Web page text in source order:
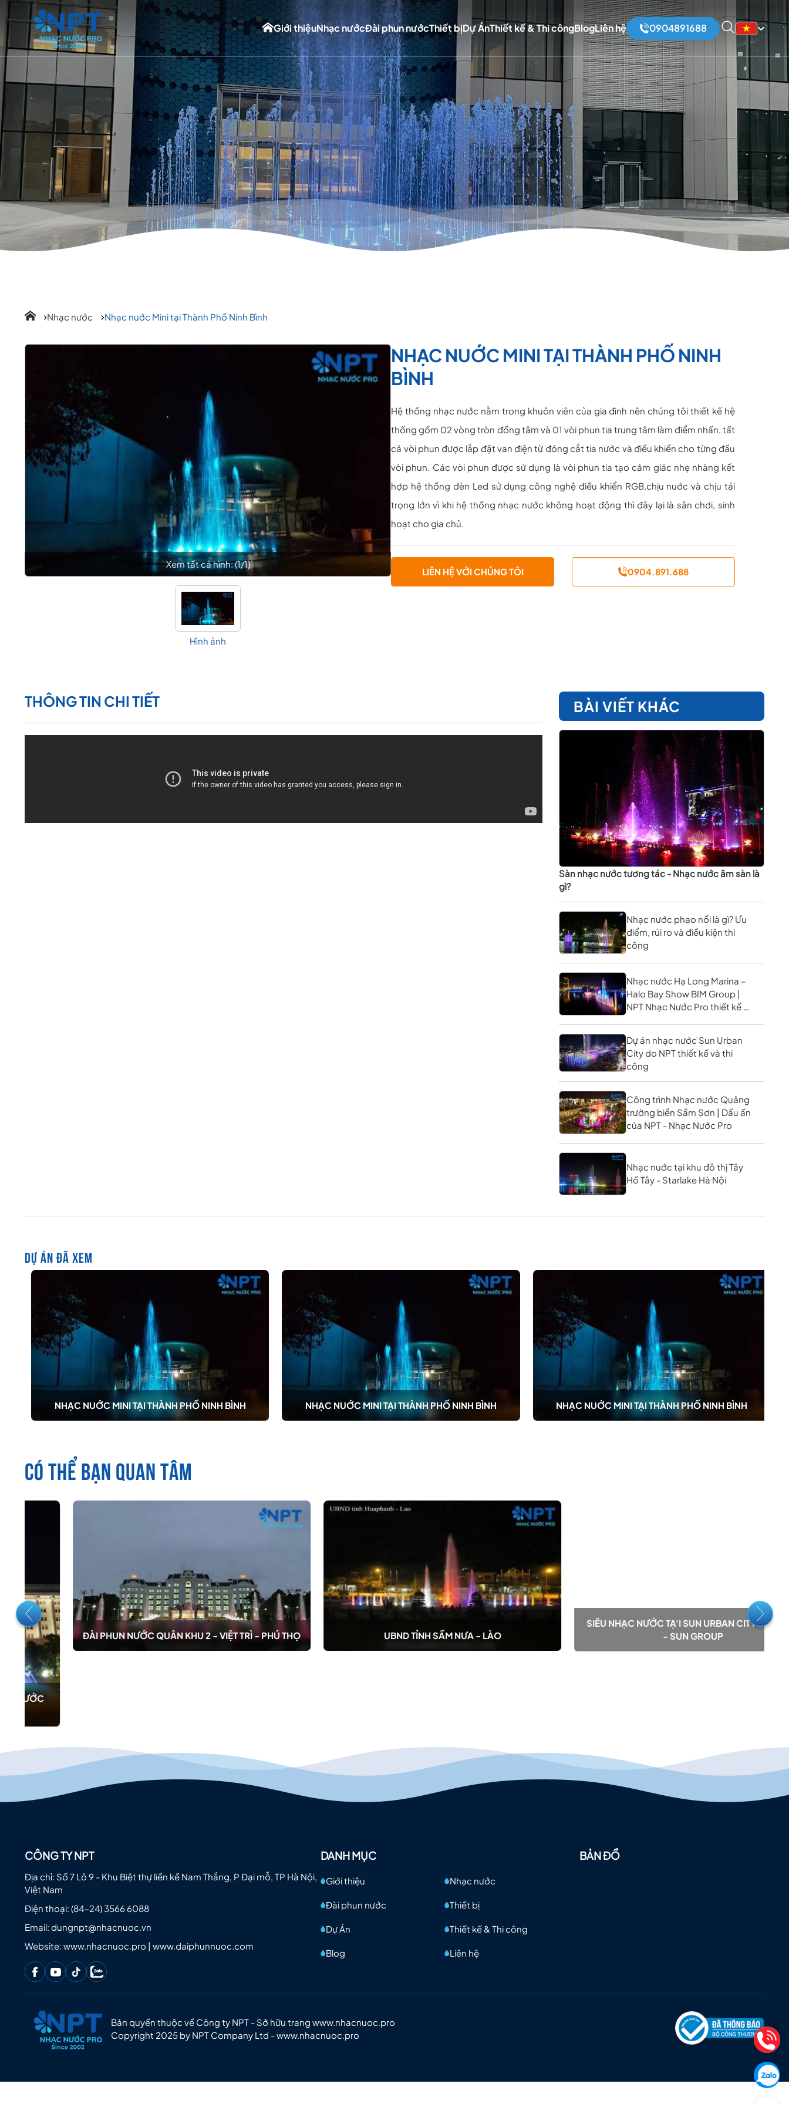
Giới thiệuNhạc nướcĐài phun nướcThiết bịDự ÁnThiết kế & Thi côngBlogLiên hệ 0904891688
Nhạc nước Nhạc nuớc Mini tại Thành Phố Ninh Bình
Xem tất cả hình: (1/1)
Hình ảnh
NHẠC NUỚC MINI TẠI THÀNH PHỐ NINH
BÌNH
Hệ thống nhạc nước nằm trong khuôn viên của gia đình nên chúng tôi thiết kế hệ
thống gồm 02 vòng tròn đồng tâm và 01 vòi phun tia trung tâm làm điểm nhấn, tất
cả vòi phun được lắp đặt van điện từ đóng cắt tia nước và điều khiển cho từng đầu
vòi phun. Các vòi phun được sử dụng là vòi phun tia tạo cảm giác nhẹ nhàng kết
hợp hệ thống đèn Led sử dụng công nghệ điều khiển RGB,chịu nuớc và chịu tải
trọng lớn vì khi hệ thống nhạc nước không hoạt động thì đây lại là sân chơi, sinh
hoạt cho gia chủ.
LIÊN HỆ VỚI CHÚNG TÔI 0904.891.688
THÔNG TIN CHI TIẾT BÀI VIẾT KHÁC
Sàn nhạc nước tương tác - Nhạc nước âm sàn là
gì?
Nhạc nước phao nổi là gì? Ưu
điểm, rủi ro và điều kiện thi
công
Nhạc nước Hạ Long Marina –
Halo Bay Show BIM Group |
NPT Nhạc Nước Pro thiết kế &
Dự án nhạc nước Sun Urban
City do NPT thiết kế và thi
công
Công trình Nhạc nước Quảng
trường biển Sầm Sơn | Dấu ấn
của NPT - Nhạc Nước Pro
Nhạc nuớc tại khu đô thị Tây
Hồ Tây - Starlake Hà Nội
DỰ ÁN ĐÃ XEM
NHẠC NUỚC MINI TẠI THÀNH PHỐ NINH BÌNH NHẠC NUỚC MINI TẠI THÀNH PHỐ NINH BÌNH NHẠC NUỚC MINI TẠI THÀNH PHỐ NINH BÌNH
CÓ THỂ BẠN QUAN TÂM
ĐÀI PHUN NƯỚC QUÂN KHU 2 - VIỆT TRÌ - PHÚ THỌ UBND TỈNH SẦM NƯA - LÀO
SIÊU NHẠC NƯỚC TẠ'I SUN URBAN CITY - HÀ NAM
- SUN GROUP
CÔNG TY NPT
Địa chỉ: Số 7 Lô 9 - Khu Biệt thự liền kề Nam Thắng, P Đại mỗ, TP Hà Nội,
Việt Nam
Điện thoại: (84-24) 3566 6088
Email: dungnpt@nhacnuoc.vn
Website: www.nhacnuoc.pro | www.daiphunnuoc.com
DANH MỤC
Giới thiệu Nhạc nước
Đài phun nước Thiết bị
Dự Án Thiết kế & Thi công
Blog Liên hệ
BẢN ĐỒ
Bản quyền thuộc về Công ty NPT - Sở hữu trang www.nhacnuoc.pro
Copyright 2025 by NPT Company Ltd - www.nhacnuoc.pro